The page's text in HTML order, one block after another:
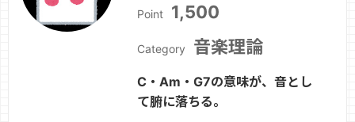
Point 1,500
Category 音楽理論
C・Am・G7の意味が、音とし
て腑に落ちる。